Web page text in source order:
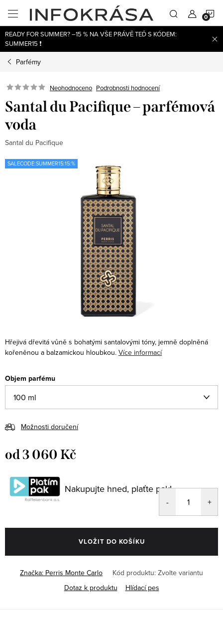
obsah
READY FOR SUMMER? –15 % NA VŠE PRÁVĚ TEĎ S KÓDEM:
SUMMER15 ❗
Parfémy
Neohodnoceno Podrobnosti hodnocení
Santal du Pacifique – parfémová
voda
Santal du Pacifique
SALECODE:SUMMER15:15:%
Hřejivá dřevitá vůně s bohatými santalovými tóny, jemně doplněná
kořeněnou a balzamickou hloubkou. Více informací
Objem parfému
Možnosti doručení
od3 060 Kč
cena:
Nakupujte hned, plaťte pak!
VLOŽIT DO KOŠÍKU
Značka: Perris Monte Carlo Kód produktu: Zvolte variantu
Dotaz k produktu
Hlídací pes